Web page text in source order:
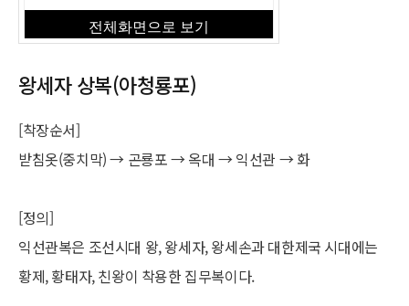
왕세자 상복(아청룡포)
[착장순서]
받침옷(중치막) → 곤룡포 → 옥대 → 익선관 → 화
[정의]
익선관복은 조선시대 왕, 왕세자, 왕세손과 대한제국 시대에는
황제, 황태자, 친왕이 착용한 집무복이다.